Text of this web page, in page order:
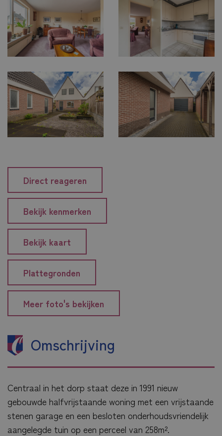
Direct reageren
Bekijk kenmerken
Bekijk kaart
Plattegronden
Meer foto's bekijken
Omschrijving
Centraal in het dorp staat deze in 1991 nieuw
gebouwde halfvrijstaande woning met een vrijstaande
stenen garage en een besloten onderhoudsvriendelijk
aangelegde tuin op een perceel van 258m².